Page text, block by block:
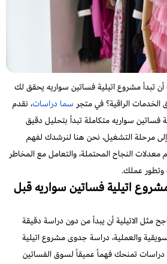
تبدأ مشروع اتيلية فساتين سواريه يحقق لك
الراقية؟ في متجرسما دراسات، نقدم
سواريه متكاملة تبدأ بتحليل دقيق
مرحلة التشغيل، نحن هنا لنرشدك لفهم
النجاح المحتملة، والتعامل مع المخاطر
وتطور عملك.
اتيلية فساتين سواريه قبل
مثل الاتيلية أن يبدأ من دون دراسة دقيقة
والعملية، دراسة جدوى مشروع اتيلية
تمنحك فهماً عميقاً لسوق الفساتين